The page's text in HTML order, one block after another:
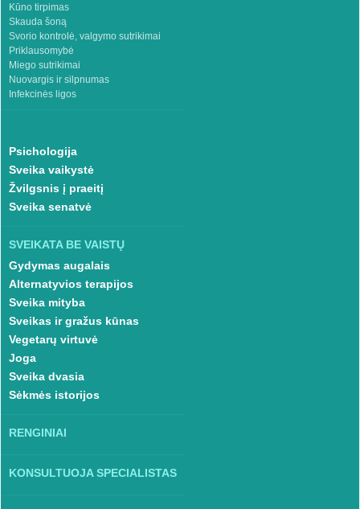
Kūno tirpimas
Skauda šoną
Svorio kontrolė, valgymo sutrikimai
Priklausomybė
Miego sutrikimai
Nuovargis ir silpnumas
Infekcinės ligos
Psichologija
Sveika vaikystė
Žvilgsnis į praeitį
Sveika senatvė
SVEIKATA BE VAISTŲ
Gydymas augalais
Alternatyvios terapijos
Sveika mityba
Sveikas ir gražus kūnas
Vegetarų virtuvė
Joga
Sveika dvasia
Sėkmės istorijos
RENGINIAI
KONSULTUOJA SPECIALISTAS